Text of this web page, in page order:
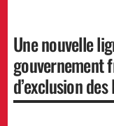
Une nouvelle
gouvernement
d’exclusion